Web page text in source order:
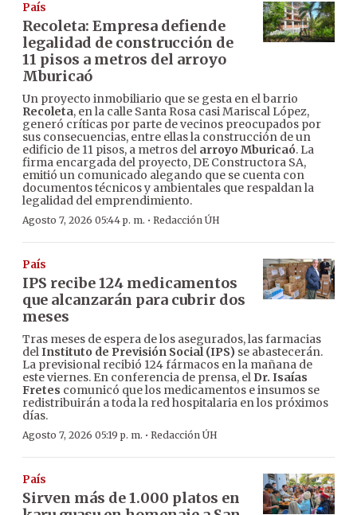
País
Recoleta: Empresa defiende
legalidad de construcción de
11 pisos a metros del arroyo
Mburicaó
Un proyecto inmobiliario que se gesta en el barrio
Recoleta, en la calle Santa Rosa casi Mariscal López,
generó críticas por parte de vecinos preocupados por
sus consecuencias, entre ellas la construcción de un
edificio de 11 pisos, a metros del arroyo Mburicaó. La
firma encargada del proyecto, DE Constructora SA,
emitió un comunicado alegando que se cuenta con
documentos técnicos y ambientales que respaldan la
legalidad del emprendimiento.
Agosto 7, 2026 05:44 p. m. · Redacción ÚH
País
IPS recibe 124 medicamentos
que alcanzarán para cubrir dos
meses
Tras meses de espera de los asegurados, las farmacias
delInstituto de Previsión Social (IPS) se abastecerán.
La previsional recibió 124 fármacos en la mañana de
este viernes. En conferencia de prensa, el Dr. Isaías
Fretes comunicó que los medicamentos e insumos se
redistribuirán a toda la red hospitalaria en los próximos
días.
Agosto 7, 2026 05:19 p. m. · Redacción ÚH
País
Sirven más de 1.000 platos en